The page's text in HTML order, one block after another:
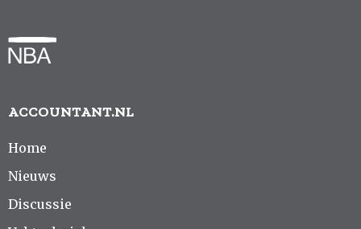
ACCOUNTANT.NL
Home
Nieuws
Discussie